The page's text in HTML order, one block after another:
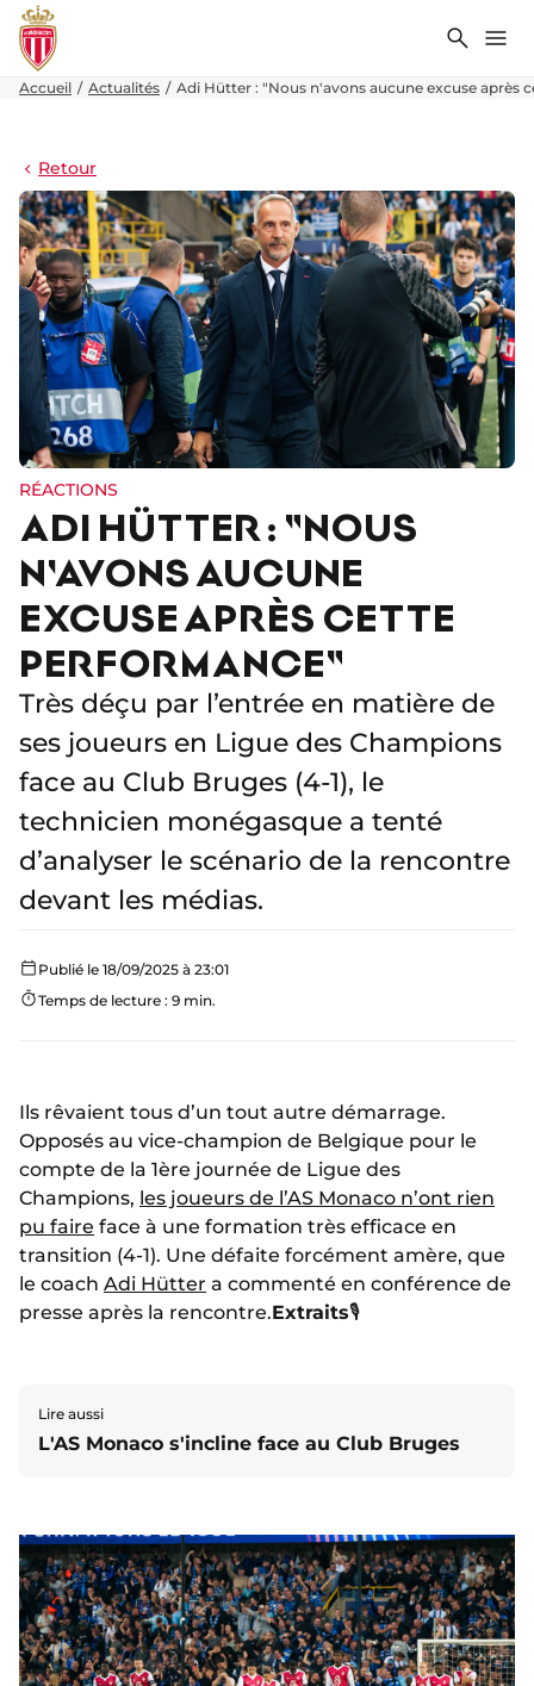
Accueil Actualités Adi Hütter : "Nous n'avons aucune excuse après
Retour
RÉACTIONS
ADI HÜTTER : "NOUS
N'AVONS AUCUNE
EXCUSE APRÈS CETTE
PERFORMANCE"
Très déçu par l’entrée en matière de
ses joueurs en Ligue des Champions
face au Club Bruges (4-1), le
technicien monégasque a tenté
d’analyser le scénario de la rencontre
devant les médias.
Publié le 18/09/2025 à 23:01
Temps de lecture : 9 min.
Ils rêvaient tous d’un tout autre démarrage.
Opposés au vice-champion de Belgique pour le
compte de la 1ère journée de Ligue des
Champions, les joueurs de l’AS Monaco n’ont rien
pu faire face à une formation très efficace en
transition (4-1). Une défaite forcément amère, que
le coach Adi Hütter a commenté en conférence de
presse après la rencontre.Extraits🎙️
Lire aussi
L'AS Monaco s'incline face au Club Bruges